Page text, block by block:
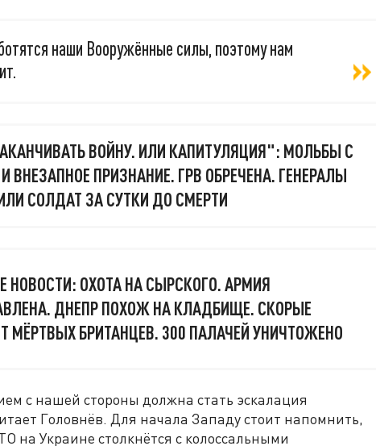
наши Вооружённые силы, поэтому нам
ВОЙНУ. ИЛИ КАПИТУЛЯЦИЯ": МОЛЬБЫ С
ВНЕЗАПНОЕ ПРИЗНАНИЕ. ГРВ ОБРЕЧЕНА. ГЕНЕРАЛЫ
СОЛДАТ ЗА СУТКИ ДО СМЕРТИ
НОВОСТИ: ОХОТА НА СЫРСКОГО. АРМИЯ
ДНЕПР ПОХОЖ НА КЛАДБИЩЕ. СКОРЫЕ
МЁРТВЫХ БРИТАНЦЕВ. 300 ПАЛАЧЕЙ УНИЧТОЖЕНО
с нашей стороны должна стать эскалация
Головнёв. Для начала Западу стоит напомнить,
на Украине столкнётся с колоссальными